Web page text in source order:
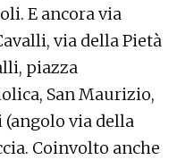
E ancora via
via della Pietà
piazza
San Maurizio,
(angolo via della
Coinvolto anche